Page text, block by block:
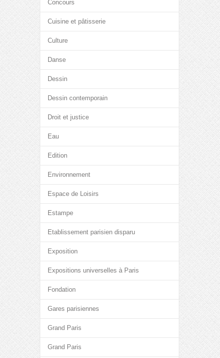
Concours
Cuisine et pâtisserie
Culture
Danse
Dessin
Dessin contemporain
Droit et justice
Eau
Edition
Environnement
Espace de Loisirs
Estampe
Etablissement parisien disparu
Exposition
Expositions universelles à Paris
Fondation
Gares parisiennes
Grand Paris
Grand Paris